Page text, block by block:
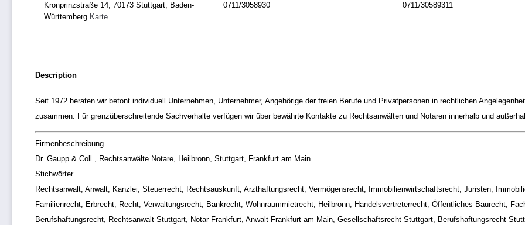
Kronprinzstraße 14, 70173 Stuttgart, Baden-
Württemberg Karte
0711/3058930
0711/30589311
Description
Seit 1972 beraten wir betont individuell Unternehmen, Unternehmer, Angehörige der freien Berufe und Privatpersonen in rechtlichen
zusammen. Für grenzüberschreitende Sachverhalte verfügen wir über bewährte Kontakte zu Rechtsanwälten und Notaren innerhalb und
Firmenbeschreibung
Dr. Gaupp & Coll., Rechtsanwälte Notare, Heilbronn, Stuttgart, Frankfurt am Main
Stichwörter
Rechtsanwalt, Anwalt, Kanzlei, Steuerrecht, Rechtsauskunft, Arzthaftungsrecht, Vermögensrecht, Immobilienwirtschaftsrecht, Juristen,
Familienrecht, Erbrecht, Recht, Verwaltungsrecht, Bankrecht, Wohnraummietrecht, Heilbronn, Handelsvertreterrecht, Öffentliches Baurecht,
Berufshaftungsrecht, Rechtsanwalt Stuttgart, Notar Frankfurt, Anwalt Frankfurt am Main, Gesellschaftsrecht Stuttgart, Berufshaftungsrecht